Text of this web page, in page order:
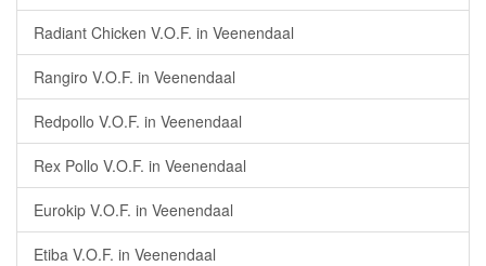
Radiant Chicken V.O.F. in Veenendaal
Rangiro V.O.F. in Veenendaal
Redpollo V.O.F. in Veenendaal
Rex Pollo V.O.F. in Veenendaal
Eurokip V.O.F. in Veenendaal
Etiba V.O.F. in Veenendaal